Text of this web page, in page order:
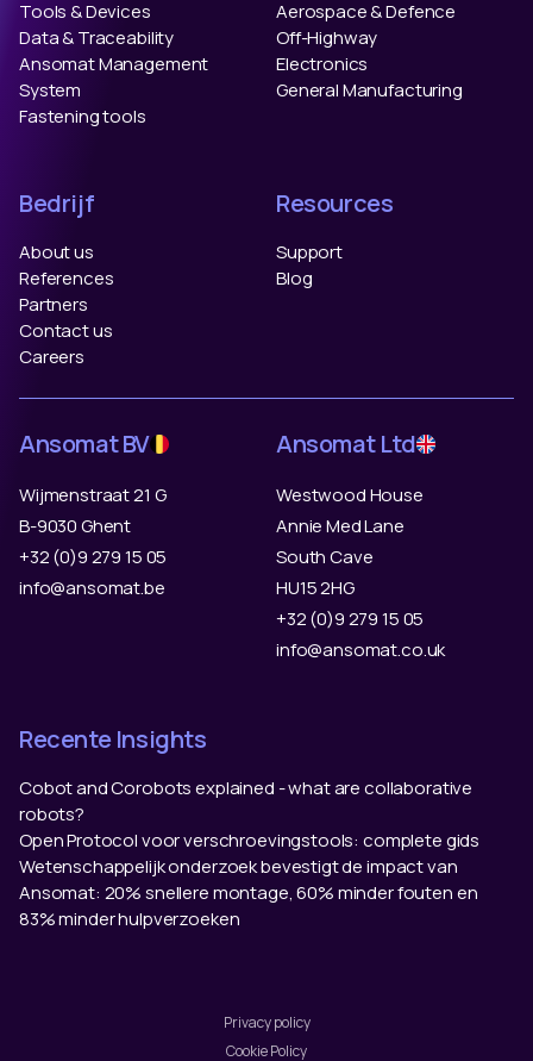
Tools & Devices
Data & Traceability
Ansomat Management
System
Fastening tools
Aerospace & Defence
Off-Highway
Electronics
General Manufacturing
Bedrijf
About us
References
Partners
Contact us
Careers
Resources
Support
Blog
Ansomat BV
Wijmenstraat 21 G
B-9030 Ghent
+32 (0)9 279 15 05
info@ansomat.be
Ansomat Ltd
Westwood House
Annie Med Lane
South Cave
HU15 2HG
+32 (0)9 279 15 05
info@ansomat.co.uk
Recente Insights
Cobot and Corobots explained - what are collaborative
robots?
Open Protocol voor verschroevingstools: complete gids
Wetenschappelijk onderzoek bevestigt de impact van
Ansomat: 20% snellere montage, 60% minder fouten en
83% minder hulpverzoeken
Privacy policy
Cookie Policy